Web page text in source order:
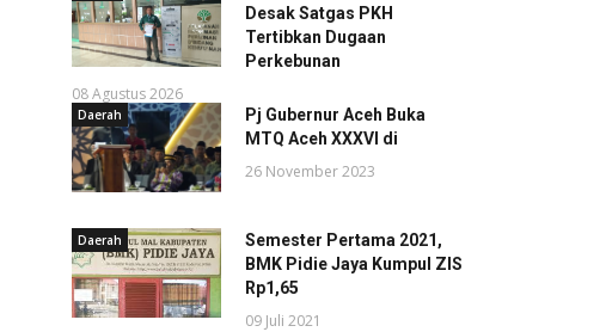
Desak Satgas PKH
Tertibkan Dugaan
Perkebunan
08 Agustus 2026
Daerah
Pj Gubernur Aceh Buka
MTQ Aceh XXXVI di
26 November 2023
Daerah
Semester Pertama 2021,
BMK Pidie Jaya Kumpul ZIS
Rp1,65
09 Juli 2021